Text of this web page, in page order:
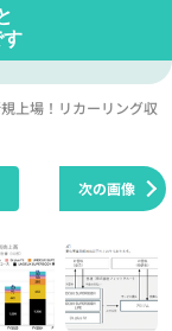
上場！リカーリング収
次の画像